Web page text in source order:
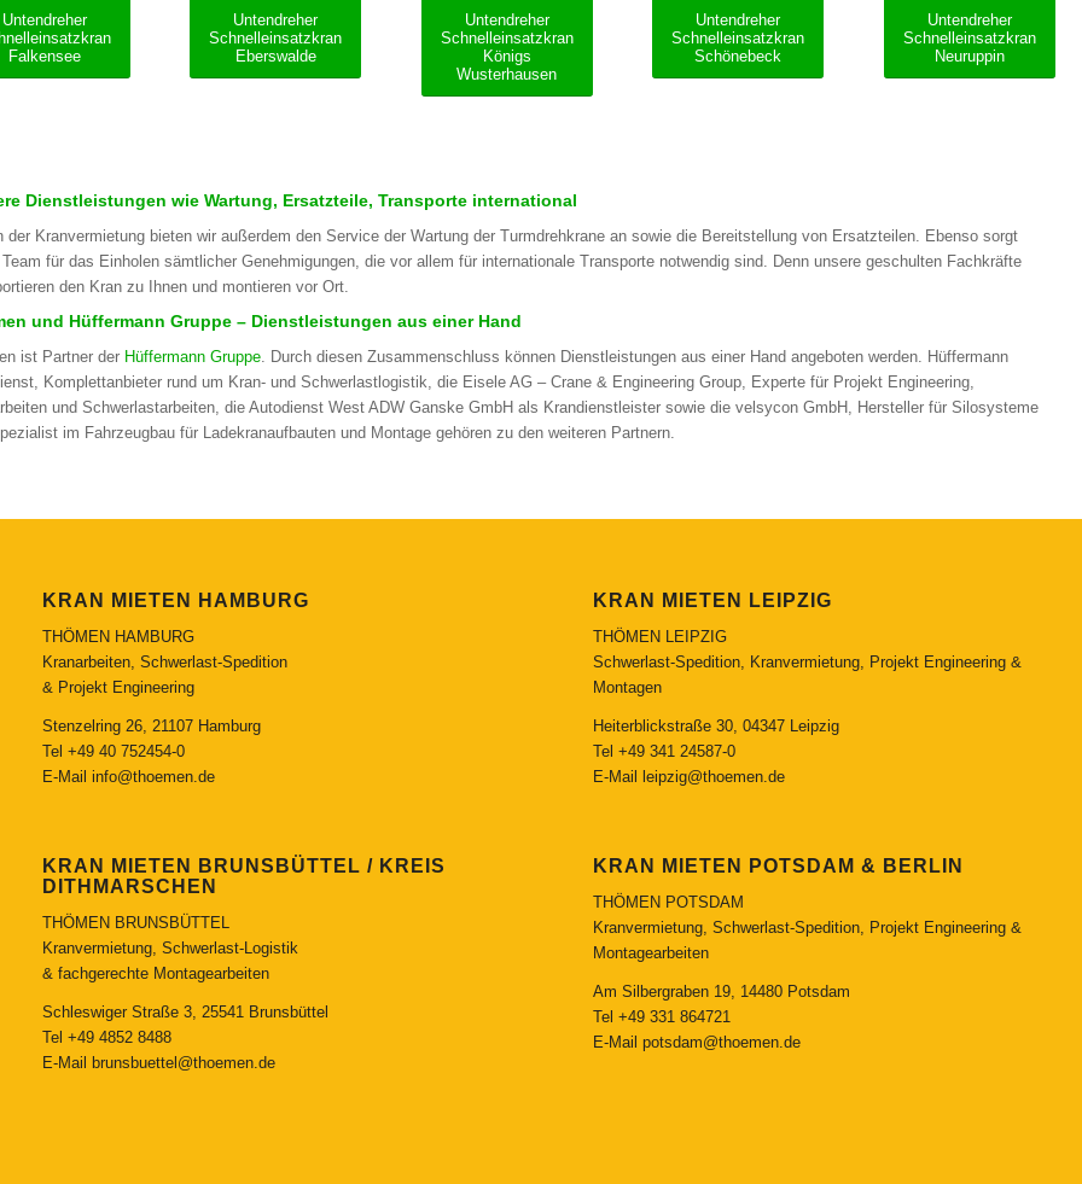
Untendreher
Falkensee
Untendreher
Schnelleinsatzkran
Eberswalde
Untendreher
Schnelleinsatzkran
Königs
Wusterhausen
Untendreher
Schnelleinsatzkran
Schönebeck
Untendreher
Schnelleinsatzkran
Neuruppin
Dienstleistungen wie Wartung, Ersatzteile, Transporte international
der Kranvermietung bieten wir außerdem den Service der Wartung der Turmdrehkrane an sowie die Bereitstellung von Ersatzteilen. Ebenso sorgt
für das Einholen sämtlicher Genehmigungen, die vor allem für internationale Transporte notwendig sind. Denn unsere geschulten Fachkräfte
den Kran zu Ihnen und montieren vor Ort.
und Hüffermann Gruppe – Dienstleistungen aus einer Hand
ist Partner der Hüffermann Gruppe. Durch diesen Zusammenschluss können Dienstleistungen aus einer Hand angeboten werden. Hüffermann
Komplettanbieter rund um Kran- und Schwerlastlogistik, die Eisele AG – Crane & Engineering Group, Experte für Projekt Engineering,
und Schwerlastarbeiten, die Autodienst West ADW Ganske GmbH als Krandienstleister sowie die velsycon GmbH, Hersteller für Silosysteme
im Fahrzeugbau für Ladekranaufbauten und Montage gehören zu den weiteren Partnern.
KRAN MIETEN HAMBURG
THÖMEN HAMBURG
Kranarbeiten, Schwerlast-Spedition
& Projekt Engineering
Stenzelring 26, 21107 Hamburg
Tel +49 40 752454-0
E-Mail info@thoemen.de
KRAN MIETEN BRUNSBÜTTEL / KREIS
DITHMARSCHEN
THÖMEN BRUNSBÜTTEL
Kranvermietung, Schwerlast-Logistik
& fachgerechte Montagearbeiten
Schleswiger Straße 3, 25541 Brunsbüttel
Tel +49 4852 8488
E-Mail
brunsbuettel@thoemen.de
KRAN MIETEN LEIPZIG
THÖMEN LEIPZIG
Schwerlast-Spedition, Kranvermietung, Projekt Engineering &
Montagen
Heiterblickstraße 30, 04347 Leipzig
Tel +49 341 24587-0
E-Mail
leipzig@thoemen.de
KRAN MIETEN POTSDAM & BERLIN
THÖMEN POTSDAM
Kranvermietung, Schwerlast-Spedition, Projekt Engineering &
Montagearbeiten
Am Silbergraben 19, 14480 Potsdam
Tel +49 331 864721
E-Mail potsdam@thoemen.de